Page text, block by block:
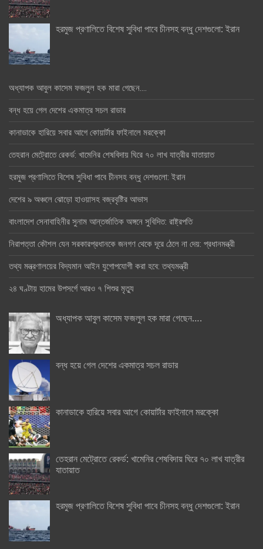
হরমুজ প্রণালিতে বিশেষ সুবিধা পাবে চীনসহ বন্ধু দেশগুলো: ইরান
অধ্যাপক আবুল কাসেম ফজলুল হক মারা গেছেন….
বন্ধ হয়ে গেল দেশের একমাত্র সচল রাডার
কানাডাকে হারিয়ে সবার আগে কোয়ার্টার ফাইনালে মরক্কো
তেহরান মেট্রোতে রেকর্ড: খামেনির শেষবিদায় ঘিরে ৭০ লাখ যাত্রীর যাতায়াত
হরমুজ প্রণালিতে বিশেষ সুবিধা পাবে চীনসহ বন্ধু দেশগুলো: ইরান
দেশের ৯ অঞ্চলে ঝোড়ো হাওয়াসহ বজ্রবৃষ্টির আভাস
বাংলাদেশ সেনাবাহিনীর সুনাম আন্তর্জাতিক অঙ্গনে সুবিদিত: রাষ্ট্রপতি
নিরাপত্তা কৌশল যেন সরকারপ্রধানকে জনগণ থেকে দূরে ঠেলে না দেয়: প্রধানমন্ত্রী
তথ্য মন্ত্রণালয়ের বিদ্যমান আইন যুগোপযোগী করা হবে: তথ্যমন্ত্রী
২৪ ঘণ্টায় হামের উপসর্গে আরও ৭ শিশুর মৃত্যু
অধ্যাপক আবুল কাসেম ফজলুল হক মারা গেছেন….
বন্ধ হয়ে গেল দেশের একমাত্র সচল রাডার
কানাডাকে হারিয়ে সবার আগে কোয়ার্টার ফাইনালে মরক্কো
তেহরান মেট্রোতে রেকর্ড: খামেনির শেষবিদায় ঘিরে ৭০ লাখ যাত্রীর
যাতায়াত
হরমুজ প্রণালিতে বিশেষ সুবিধা পাবে চীনসহ বন্ধু দেশগুলো: ইরান